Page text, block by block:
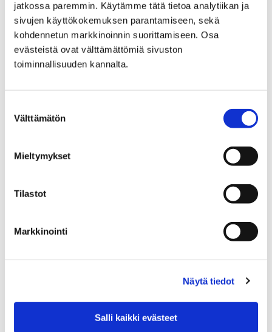
jatkossa paremmin. Käytämme tätä tietoa analytiikan ja
sivujen käyttökokemuksen parantamiseen, sekä
kohdennetun markkinoinnin suorittamiseen. Osa
evästeistä ovat välttämättömiä sivuston
toiminnallisuuden kannalta.
valinta
Välttämätön
Mieltymykset
Tilastot
Markkinointi
Näytä tiedot
Salli kaikki evästeet
Opiskelu aikuislukiossa
Päätöksenteko
Poris ja kaupunkifoorumi